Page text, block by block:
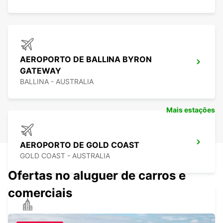
AEROPORTO DE BALLINA BYRON
GATEWAY
BALLINA - AUSTRALIA
AEROPORTO DE GOLD COAST
GOLD COAST - AUSTRALIA
GOLD COAST BROADBEACH
Mais estações
Ofertas no aluguer de carros e
comerciais